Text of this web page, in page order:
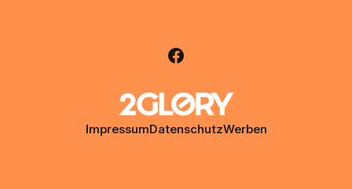
ImpressumDatenschutzWerben